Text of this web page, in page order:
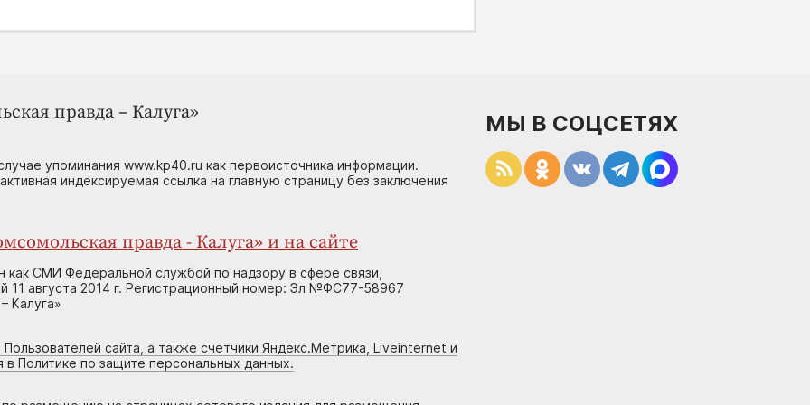
правда – Калуга»
упоминания www.kp40.ru как первоисточника информации.
индексируемая ссылка на главную страницу без заключения
правда - Калуга» и на сайте
как СМИ Федеральной службой по надзору в сфере связи,
11 августа 2014 г. Регистрационный номер: Эл №ФС77-58967
Калуга»
сайта, а также счетчики Яндекс.Метрика, Liveinternet и
Политике по защите персональных данных.
МЫ В СОЦСЕТЯХ